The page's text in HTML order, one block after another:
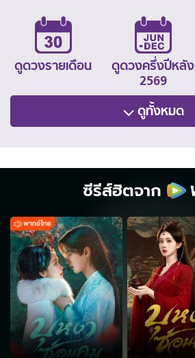
ดูดวงรายเดือน
ดูดวงครึ่งปีหลัง
2569
ดูทั้งหมด
ซีรีส์ฮิตจาก